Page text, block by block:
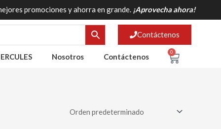
promociones y ahorra en grande. ¡Aprovecha ahora!
Contáctenos
Nosotros Contáctenos
0 Cart